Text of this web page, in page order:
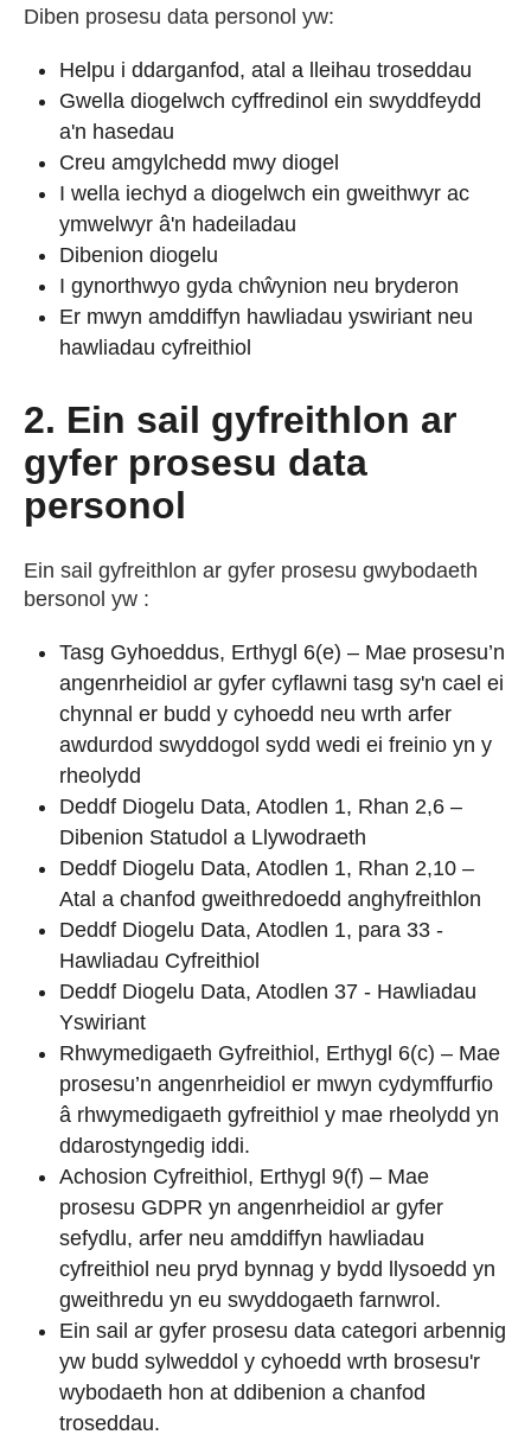
Diben prosesu data personol yw:
Helpu i ddarganfod, atal a lleihau troseddau
Gwella diogelwch cyffredinol ein swyddfeydd
a'n hasedau
Creu amgylchedd mwy diogel
I wella iechyd a diogelwch ein gweithwyr ac
ymwelwyr â'n hadeiladau
Dibenion diogelu
I gynorthwyo gyda chŵynion neu bryderon
Er mwyn amddiffyn hawliadau yswiriant neu
hawliadau cyfreithiol
2. Ein sail gyfreithlon ar
gyfer prosesu data
personol
Ein sail gyfreithlon ar gyfer prosesu gwybodaeth
bersonol yw :
Tasg Gyhoeddus, Erthygl 6(e) – Mae prosesu’n
angenrheidiol ar gyfer cyflawni tasg sy'n cael ei
chynnal er budd y cyhoedd neu wrth arfer
awdurdod swyddogol sydd wedi ei freinio yn y
rheolydd
Deddf Diogelu Data, Atodlen 1, Rhan 2,6 –
Dibenion Statudol a Llywodraeth
Deddf Diogelu Data, Atodlen 1, Rhan 2,10 –
Atal a chanfod gweithredoedd anghyfreithlon
Deddf Diogelu Data, Atodlen 1, para 33 -
Hawliadau Cyfreithiol
Deddf Diogelu Data, Atodlen 37 - Hawliadau
Yswiriant
Rhwymedigaeth Gyfreithiol, Erthygl 6(c) – Mae
prosesu’n angenrheidiol er mwyn cydymffurfio
â rhwymedigaeth gyfreithiol y mae rheolydd yn
ddarostyngedig iddi.
Achosion Cyfreithiol, Erthygl 9(f) – Mae
prosesu GDPR yn angenrheidiol ar gyfer
sefydlu, arfer neu amddiffyn hawliadau
cyfreithiol neu pryd bynnag y bydd llysoedd yn
gweithredu yn eu swyddogaeth farnwrol.
Ein sail ar gyfer prosesu data categori arbennig
yw budd sylweddol y cyhoedd wrth brosesu'r
wybodaeth hon at ddibenion a chanfod
troseddau.